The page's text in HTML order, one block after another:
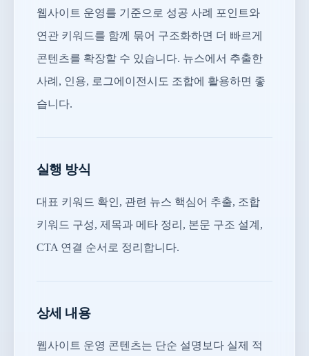
웹사이트 운영를 기준으로 성공 사례 포인트와
연관 키워드를 함께 묶어 구조화하면 더 빠르게
콘텐츠를 확장할 수 있습니다. 뉴스에서 추출한
사례, 인용, 로그에이전시도 조합에 활용하면 좋
습니다.
실행 방식
대표 키워드 확인, 관련 뉴스 핵심어 추출, 조합
키워드 구성, 제목과 메타 정리, 본문 구조 설계,
CTA 연결 순서로 정리합니다.
상세 내용
웹사이트 운영 콘텐츠는 단순 설명보다 실제 적